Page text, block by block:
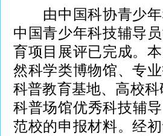
由中国科协青少年
中国青少年科技辅导
育项目展评已完成。
然科学类博物馆、专
科普教育基地、高校
科普场馆优秀科技辅
范校的申报材料。经